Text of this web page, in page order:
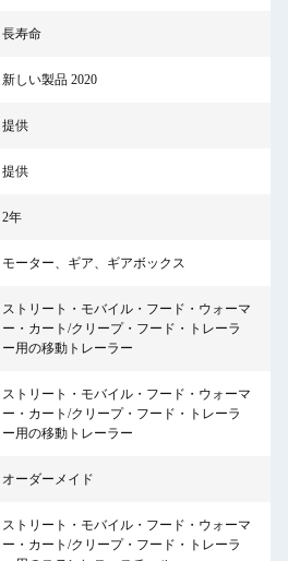
長寿命
新しい製品 2020
提供
提供
2年
モーター、ギア、ギアボックス
ストリート・モバイル・フード・ウォーマ
ー・カート/クリープ・フード・トレーラ
ー用の移動トレーラー
ストリート・モバイル・フード・ウォーマ
ー・カート/クリープ・フード・トレーラ
ー用の移動トレーラー
オーダーメイド
ストリート・モバイル・フード・ウォーマ
ー・カート/クリープ・フード・トレーラ